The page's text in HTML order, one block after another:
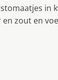
in
zout en